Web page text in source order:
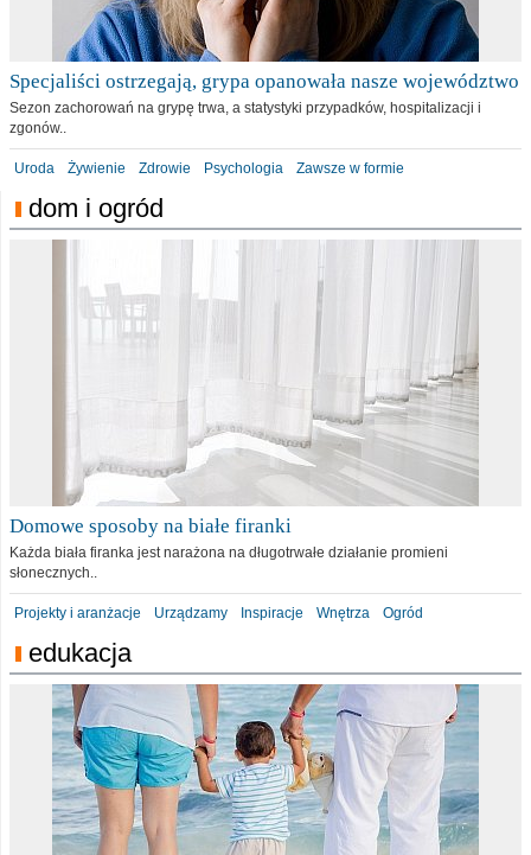
Specjaliści ostrzegają, grypa opanowała nasze województwo
Sezon zachorowań na grypę trwa, a statystyki przypadków, hospitalizacji i
zgonów..
Uroda Żywienie Zdrowie Psychologia Zawsze w formie
dom i ogród
Domowe sposoby na białe firanki
Każda biała firanka jest narażona na długotrwałe działanie promieni
słonecznych..
Projekty i aranżacje Urządzamy Inspiracje Wnętrza Ogród
edukacja